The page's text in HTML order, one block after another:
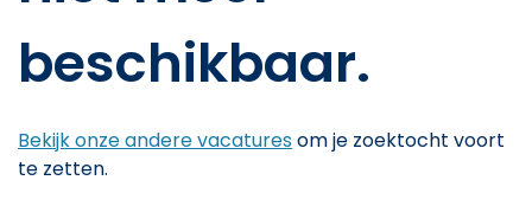
beschikbaar.
Bekijk onze andere vacaturesom je zoektocht voort
te zetten.